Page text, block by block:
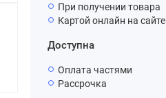
При получении товара
Картой онлайн на сайте
Доступна
Оплата частями
Рассрочка